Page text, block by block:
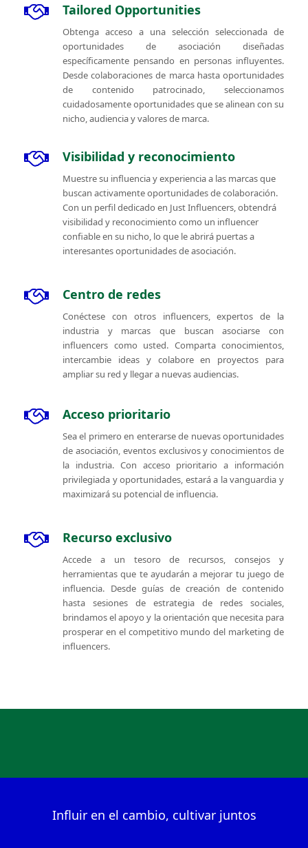
Tailored Opportunities
Obtenga acceso a una selección seleccionada de
oportunidades de asociación diseñadas
específicamente pensando en personas influyentes.
Desde colaboraciones de marca hasta oportunidades
de contenido patrocinado, seleccionamos
cuidadosamente oportunidades que se alinean con su
nicho, audiencia y valores de marca.
Visibilidad y reconocimiento
Muestre su influencia y experiencia a las marcas que
buscan activamente oportunidades de colaboración.
Con un perfil dedicado en Just Influencers, obtendrá
visibilidad y reconocimiento como un influencer
confiable en su nicho, lo que le abrirá puertas a
interesantes oportunidades de asociación.
Centro de redes
Conéctese con otros influencers, expertos de la
industria y marcas que buscan asociarse con
influencers como usted. Comparta conocimientos,
intercambie ideas y colabore en proyectos para
ampliar su red y llegar a nuevas audiencias.
Acceso prioritario
Sea el primero en enterarse de nuevas oportunidades
de asociación, eventos exclusivos y conocimientos de
la industria. Con acceso prioritario a información
privilegiada y oportunidades, estará a la vanguardia y
maximizará su potencial de influencia.
Recurso exclusivo
Accede a un tesoro de recursos, consejos y
herramientas que te ayudarán a mejorar tu juego de
influencia. Desde guías de creación de contenido
hasta sesiones de estrategia de redes sociales,
brindamos el apoyo y la orientación que necesita para
prosperar en el competitivo mundo del marketing de
influencers.
Influir en el cambio, cultivar juntos